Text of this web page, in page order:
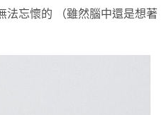
法忘懷的 （雖然腦中還是想著